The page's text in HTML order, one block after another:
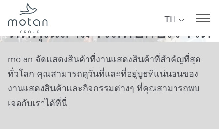
Skip to main navigation
Skip to main content
Skip to page footer
TH
งานแสดงสินค้า
ที่ที่คุณสามารถพบกับเราได้
motan จัดแสดงสินค้าที่งานแสดงสินค้าที่สำคัญที่สุด
ทั่วโลก คุณสามารถดูวันที่และที่อยู่บูธที่แน่นอนของ
งานแสดงสินค้าและกิจกรรมต่างๆ ที่คุณสามารถพบ
เจอกับเราได้ที่นี่